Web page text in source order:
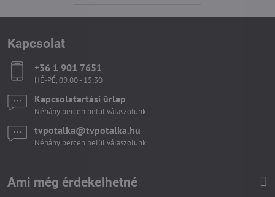
Kapcsolat
+36 1 901 7651
HÉ-PÉ, 09:00 - 15:30
Kapcsolatartási űrlap
Néhány percen belül válaszolunk.
tvpotalka​@tvpotalka​.hu
Néhány percen belül válaszolunk.
Ami még érdekelhetné